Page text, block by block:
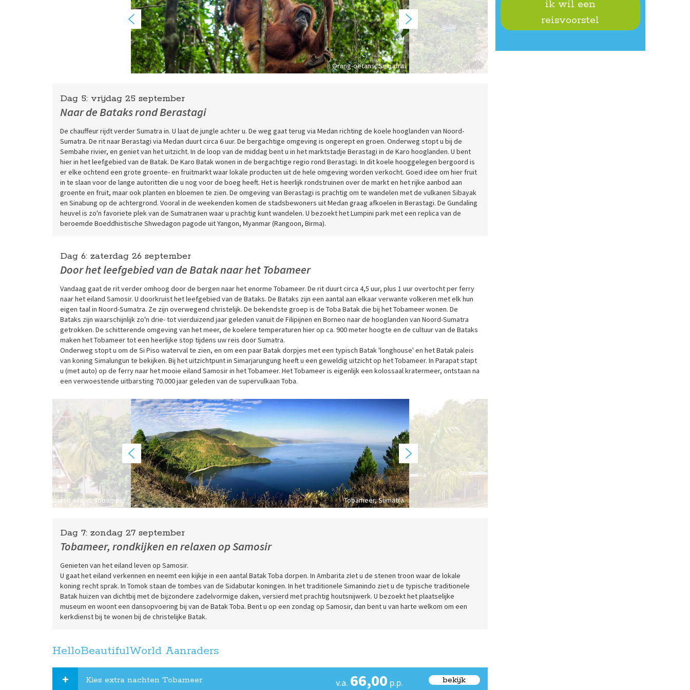
Orang-oetans, Sumatra
Dag 5: vrijdag 25 september
Naar de Bataks rond Berastagi
De chauffeur rijdt verder Sumatra in. U laat de jungle achter u. De weg gaat terug via Medan richting de koele hooglanden van Noord-
Sumatra. De rit naar Berastagi via Medan duurt circa 6 uur. De bergachtige omgeving is ongerept en groen. Onderweg stopt u bij de
Sembahe rivier, en geniet van het uitzicht. In de loop van de middag bent u in het marktstadje Berastagi in de Karo hooglanden. U bent
hier in het leefgebied van de Batak. De Karo Batak wonen in de bergachtige regio rond Berastagi. In dit koele hooggelegen bergoord is
er elke ochtend een grote groente- en fruitmarkt waar lokale producten uit de hele omgeving worden verkocht. Goed idee om hier fruit
in te slaan voor de lange autoritten die u nog voor de boeg heeft. Het is heerlijk rondstruinen over de markt en het rijke aanbod aan
groente en fruit, maar ook planten en bloemen te zien. De omgeving van Berastagi is prachtig om te wandelen met de vulkanen Sibayak
en Sinabung op de achtergrond. Vooral in de weekenden komen de stadsbewoners uit Medan graag afkoelen in Berastagi. De Gundaling
heuvel is zo'n favoriete plek van de Sumatranen waar u prachtig kunt wandelen. U bezoekt het Lumpini park met een replica van de
beroemde Boeddhistische Shwedagon pagode uit Yangon, Myanmar (Rangoon, Birma).
Dag 6: zaterdag 26 september
Door het leefgebied van de Batak naar het Tobameer
Vandaag gaat de rit verder omhoog door de bergen naar het enorme Tobameer. De rit duurt circa 4,5 uur, plus 1 uur overtocht per ferry
naar het eiland Samosir. U doorkruist het leefgebied van de Bataks. De Bataks zijn een aantal aan elkaar verwante volkeren met elk hun
eigen taal in Noord-Sumatra. Ze zijn overwegend christelijk. De bekendste groep is de Toba Batak die bij het Tobameer wonen. De
Bataks zijn waarschijnlijk zo'n drie- tot vierduizend jaar geleden vanuit de Filipijnen en Borneo naar de hooglanden van Noord-Sumatra
getrokken. De schitterende omgeving van het meer, de koelere temperaturen hier op ca. 900 meter hoogte en de cultuur van de Bataks
maken het Tobameer tot een heerlijke stop tijdens uw reis door Sumatra.
Onderweg stopt u om de Si Piso waterval te zien, en om een paar Batak dorpjes met een typisch Batak 'longhouse' en het Batak paleis
van koning Simalungun te bekijken. Bij het uitzichtpunt in Simarjarungung heeft u een geweldig uitzicht op het Tobameer. In Parapat stapt
u (met auto) op de ferry naar het mooie eiland Samosir in het Tobameer. Het Tobameer is eigenlijk een kolossaal kratermeer, ontstaan na
een verwoestende uitbarsting 70.000 jaar geleden van de supervulkaan Toba.
Samosir eiland, Tobameer Tobameer, Sumatra
Dag 7: zondag 27 september
Tobameer, rondkijken en relaxen op Samosir
Genieten van het eiland leven op Samosir.
U gaat het eiland verkennen en neemt een kijkje in een aantal Batak Toba dorpen. In Ambarita zIet u de stenen troon waar de lokale
koning recht sprak. In Tomok staan de tombes van de Sidabutar koningen. In het traditionele Simanindo ziet u de typische traditionele
Batak huizen van dichtbij met de bijzondere zadelvormige daken, versierd met prachtig houtsnijwerk. U bezoekt het plaatselijke
museum en woont een dansopvoering bij van de Batak Toba. Bent u op een zondag op Samosir, dan bent u van harte welkom om een
kerkdienst bij te wonen bij de christelijke Batak.
HelloBeautifulWorld Aanraders
Kies extra nachten Tobameer v.a. 66,00 p.p. bekijk
ik wil een
reisvoorstel